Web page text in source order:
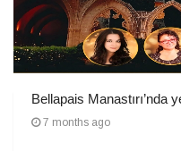
Bellapais Manastırı’nda
7 months ago